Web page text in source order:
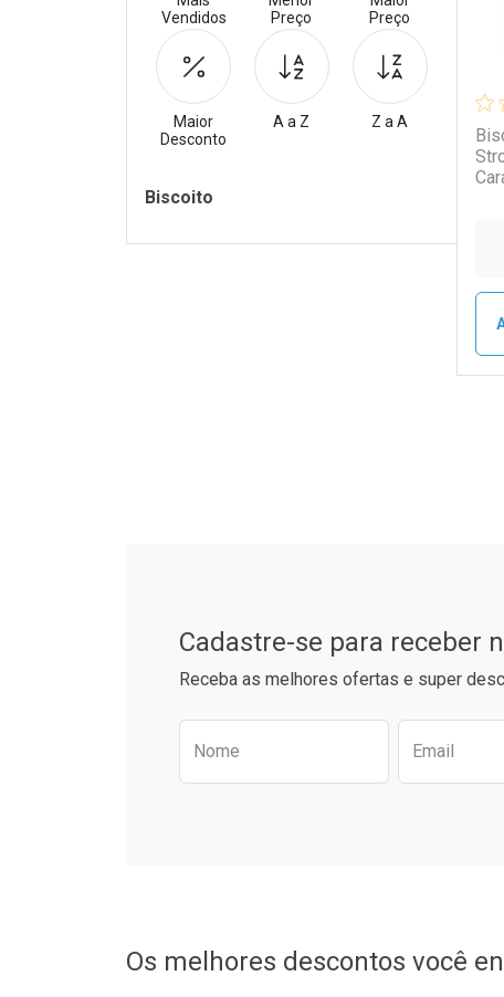
Vendidos
Preço
Preço
Maior
Desconto
A a Z Z a A
Filtros
Biscoito
Cadastre-se para receber
Receba as melhores ofertas e super
Preencha o formulário
Nome Email
Os melhores descontos você